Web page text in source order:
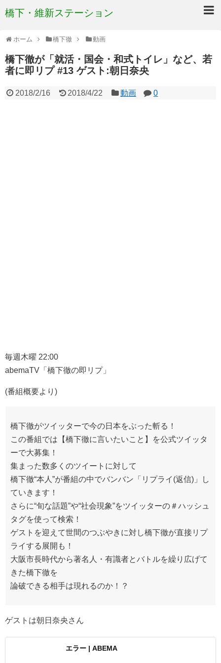
橋下・維新ステーション
ホーム 橋下徹 動画
橋下徹が「就活・国会・和式トイレ」など、若
者に即リプ #13 ゲスト:朝日奈央
2018/2/16 2018/4/22 動画 0
毎週木曜 22:00
abemaTV「橋下徹の即リプ」
(番組概要より)
橋下徹がツイッターで今の日本をぶった斬る！
この番組では【橋下徹に言いたいこと】を公式ツイッタ
ーで大募集！
集まった数多くのツイートに対して
橋下徹“本人”が番組の中でバンバン「リプライ(返信)」し
ていきます！
さらに“旬な話題”や“社会現象”をツイッターの＃ハッシュ
タグを使って検索！
ゲストを迎えて世間のつぶやきに対し橋下徹が直接リプ
ライする展開も！
大阪市長時代から著名人・有識者とバトルを繰り広げて
きた橋下徹を
論破できる相手は現れるのか！？
ゲストは朝日奈央さん
エラー | ABEMA